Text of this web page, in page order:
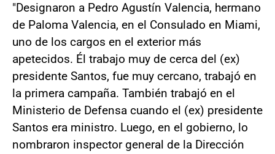
"Designaron a Pedro Agustín Valencia, hermano
de Paloma Valencia, en el Consulado en Miami,
uno de los cargos en el exterior más
apetecidos. Él trabajo muy de cerca del (ex)
presidente Santos, fue muy cercano, trabajó en
la primera campaña. También trabajó en el
Ministerio de Defensa cuando el (ex) presidente
Santos era ministro. Luego, en el gobierno, lo
nombraron inspector general de la Dirección